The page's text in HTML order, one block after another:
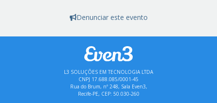
Denunciar este evento
L3 SOLUÇÕES EM TECNOLOGIA LTDA
CNPJ 17.688.085/0001-45
Rua do Brum, nº 248, Sala Even3,
Recife-PE, CEP: 50.030-260